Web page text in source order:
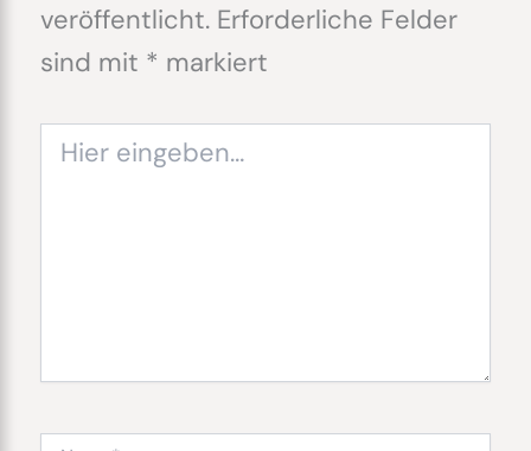
veröffentlicht. Erforderliche Felder
sind mit * markiert
eingeben…